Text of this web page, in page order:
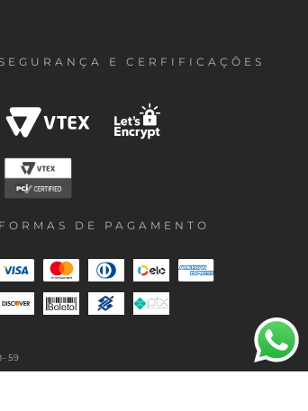
E CERFIFICAÇÕES
FORMAS DE PAGAMENTO
59